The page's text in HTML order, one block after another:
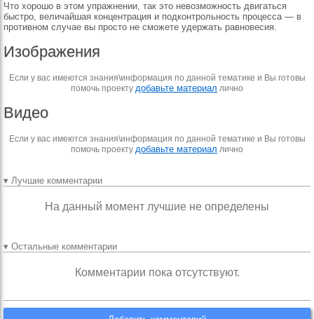
Что хорошо в этом упражнении, так это невозможность двигаться
быстро, величайшая концентрация и подконтрольность процесса — в
противном случае вы просто не сможете удержать равновесия.
Изображения
Если у вас имеются знания\информация по данной тематике и Вы готовы
помочь проекту добавьте материал лично
Видео
Если у вас имеются знания\информация по данной тематике и Вы готовы
помочь проекту добавьте материал лично
▾ Лучшие комментарии
На данный момент лучшие не определены
▾ Остальные комментарии
Комментарии пока отсутствуют.